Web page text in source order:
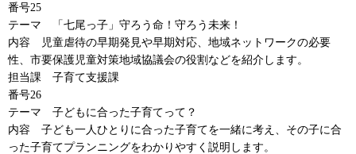
番号25
テーマ
「七尾っ子」 守ろう命！守ろう未来！
内容
児童虐待の早期発見や早期対応、地域ネットワークの必要
性、市要保護児童対策地域協議会の役割などを紹介します。
担当課
子育て支援課
番号26
テーマ
子ども に合った子育てって？
内容
子ども一人ひとりに合った子育てを一緒に考え、その子に合
った子育てプランニングをわかりやすく説明します。